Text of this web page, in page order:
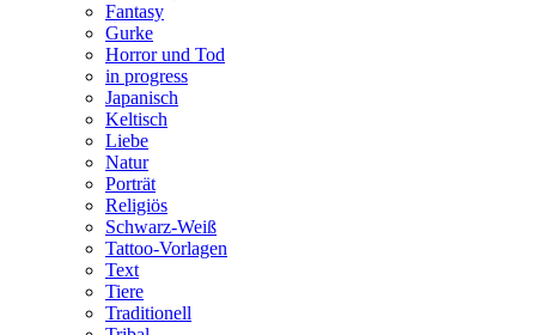
Fantasy
Gurke
Horror und Tod
in progress
Japanisch
Keltisch
Liebe
Natur
Porträt
Religiös
Schwarz-Weiß
Tattoo-Vorlagen
Text
Tiere
Traditionell